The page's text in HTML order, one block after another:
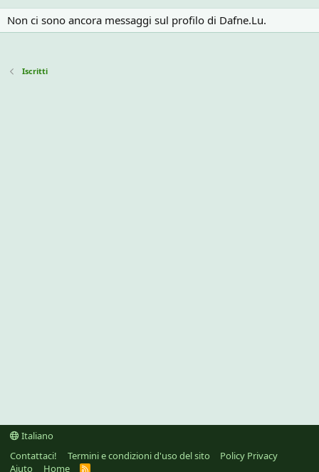
Non ci sono ancora messaggi sul profilo di Dafne.Lu.
Iscritti
Italiano
Contattaci!
Termini e condizioni d'uso del sito
Policy Privacy
Aiuto
Home R